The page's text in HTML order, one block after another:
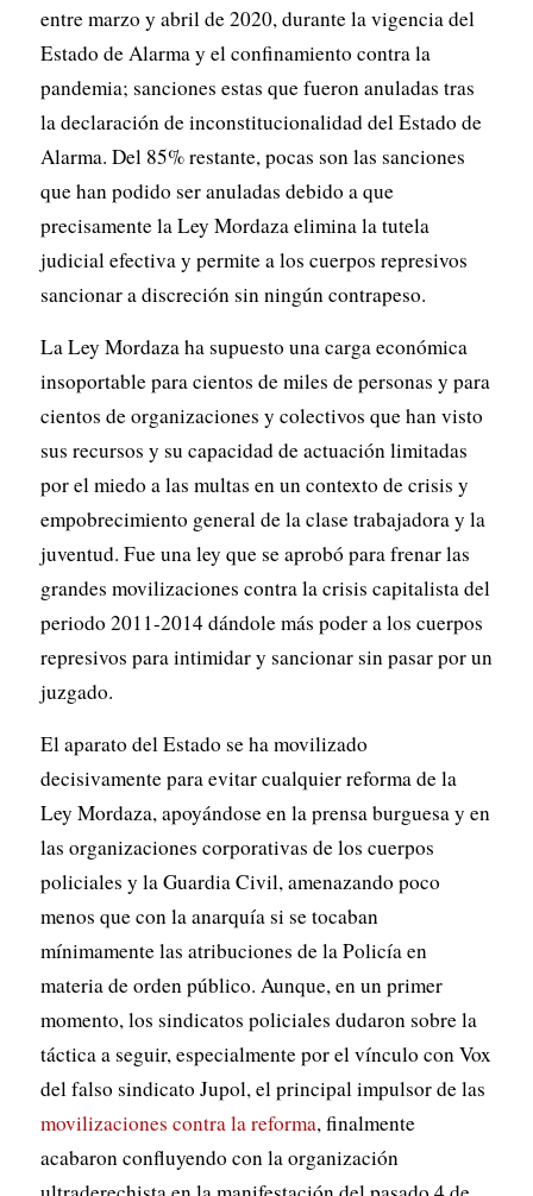
entre marzo y abril de 2020, durante la vigencia del
Estado de Alarma y el confinamiento contra la
pandemia; sanciones estas que fueron anuladas tras
la declaración de inconstitucionalidad del Estado de
Alarma. Del 85% restante, pocas son las sanciones
que han podido ser anuladas debido a que
precisamente la Ley Mordaza elimina la tutela
judicial efectiva y permite a los cuerpos represivos
sancionar a discreción sin ningún contrapeso.
La Ley Mordaza ha supuesto una carga económica
insoportable para cientos de miles de personas y para
cientos de organizaciones y colectivos que han visto
sus recursos y su capacidad de actuación limitadas
por el miedo a las multas en un contexto de crisis y
empobrecimiento general de la clase trabajadora y la
juventud. Fue una ley que se aprobó para frenar las
grandes movilizaciones contra la crisis capitalista del
periodo 2011-2014 dándole más poder a los cuerpos
represivos para intimidar y sancionar sin pasar por un
juzgado.
El aparato del Estado se ha movilizado
decisivamente para evitar cualquier reforma de la
Ley Mordaza, apoyándose en la prensa burguesa y en
las organizaciones corporativas de los cuerpos
policiales y la Guardia Civil, amenazando poco
menos que con la anarquía si se tocaban
mínimamente las atribuciones de la Policía en
materia de orden público. Aunque, en un primer
momento, los sindicatos policiales dudaron sobre la
táctica a seguir, especialmente por el vínculo con Vox
del falso sindicato Jupol, el principal impulsor de las
movilizaciones contra la reforma, finalmente
acabaron confluyendo con la organización